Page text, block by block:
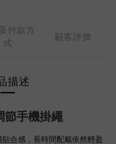
付款方
式
顧客評價
描述
手機掛繩
合感，長時間配戴依然輕盈